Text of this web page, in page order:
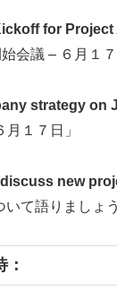
for Project
会議 – ６月１７
strategy on
月１７日」
new
いて語りましょう